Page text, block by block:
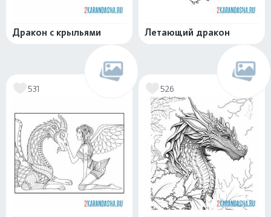
Дракон с крыльями Летающий дракон
531 526